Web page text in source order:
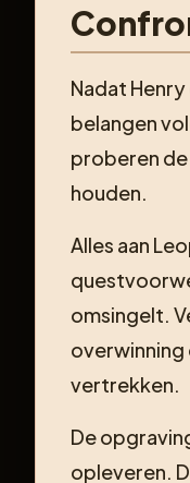
Nadat
belangen
proberen
houden.
Alles aan
omsingelt.
overwinning
vertrekken.
De
opleveren.